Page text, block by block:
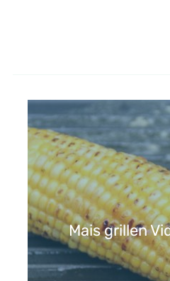
Mais grillen